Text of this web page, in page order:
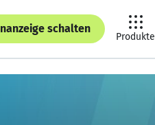
schalten
Produkte